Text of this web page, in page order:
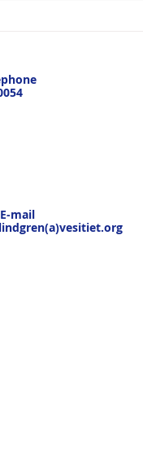
Joensuussa
mail